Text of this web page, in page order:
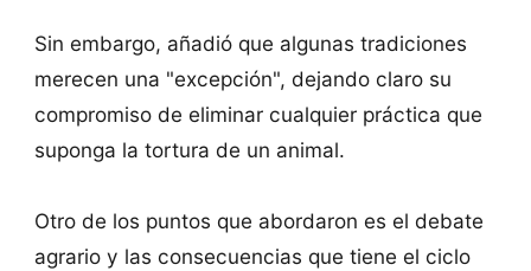
Sin embargo, añadió que algunas tradiciones
merecen una "excepción", dejando claro su
compromiso de eliminar cualquier práctica que
suponga la tortura de un animal.
Otro de los puntos que abordaron es el debate
agrario y las consecuencias que tiene el ciclo